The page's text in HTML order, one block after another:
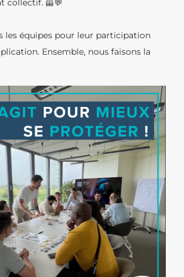
collectif. 🦺💬
les équipes pour leur participation
Ensemble, nous faisons la